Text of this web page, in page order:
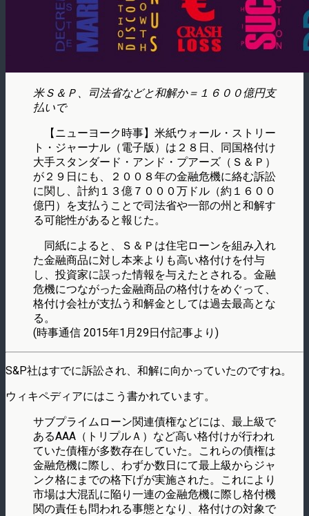
米Ｓ＆Ｐ、司法省などと和解か＝１６００億円支
払いで
【ニューヨーク時事】米紙ウォール・ストリー
ト・ジャーナル（電子版）は２８日、同国格付け
大手スタンダード・アンド・プアーズ（Ｓ＆Ｐ）
が２９日にも、２００８年の金融危機に絡む訴訟
に関し、計約１３億７０００万ドル（約１６００
億円）を支払うことで司法省や一部の州と和解す
る可能性があると報じた。
同紙によると、Ｓ＆Ｐは住宅ローンを組み入れ
た金融商品に対し本来よりも高い格付けを付与
し、投資家に誤った情報を与えたとされる。金融
危機につながった金融商品の格付けをめぐって、
格付け会社が支払う和解金としては過去最高とな
る。
(時事通信 2015年1月29日付記事より)
S&P社はすでに訴訟され、和解に向かっていたのですね。
ウィキペディアにはこう書かれています。
サブプライムローン関連債権などには、最上級で
あるAAA（トリプルＡ）など高い格付けが行われ
ていた債権が多数存在していた。これらの債権は
金融危機に際し、わずか数日にて最上級からジャ
ンク格にまでの格下げが実施された。これにより
市場は大混乱に陥り一連の金融危機に際し格付機
関の責任も問われる事態となり、格付けの対象で